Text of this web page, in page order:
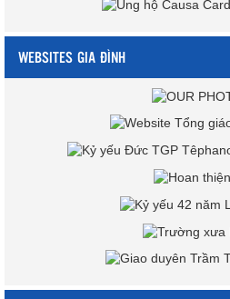
WEBSITES GIA ĐÌNH